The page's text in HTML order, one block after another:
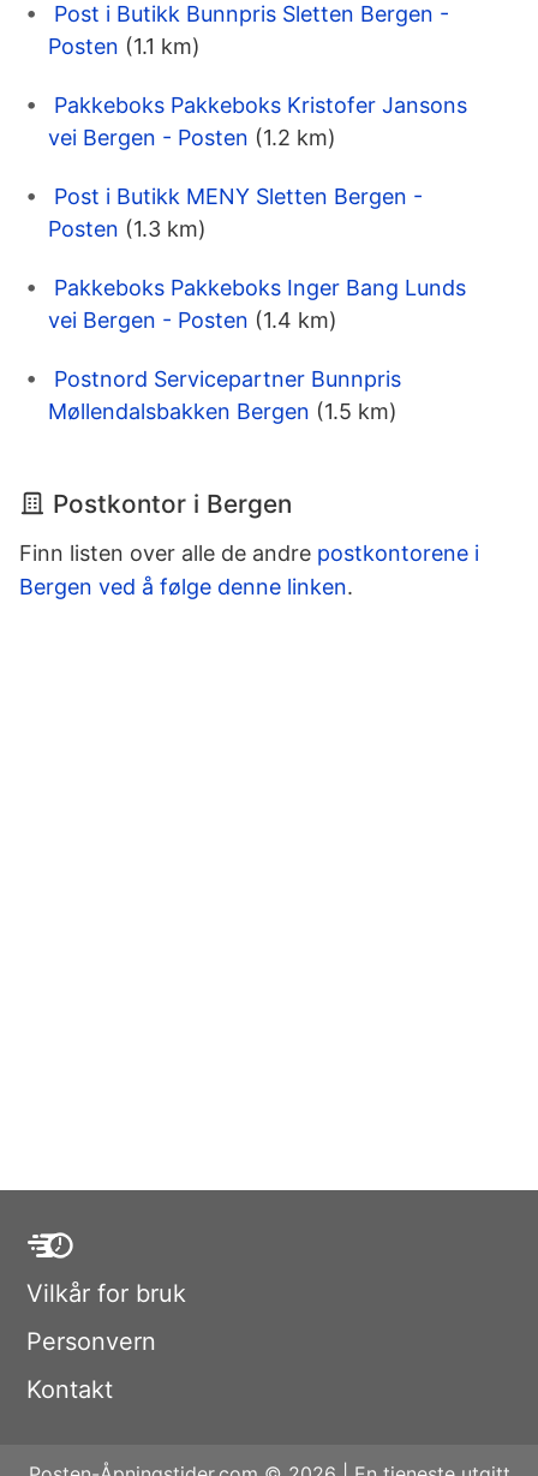
Post i Butikk Bunnpris Sletten Bergen -
Posten (1.1 km)
Pakkeboks Pakkeboks Kristofer Jansons
vei Bergen - Posten (1.2 km)
Post i Butikk MENY Sletten Bergen -
Posten (1.3 km)
Pakkeboks Pakkeboks Inger Bang Lunds
vei Bergen - Posten (1.4 km)
Postnord Servicepartner Bunnpris
Møllendalsbakken Bergen (1.5 km)
Postkontor i Bergen
Finn listen over alle de andre postkontorene i
Bergen ved å følge denne linken.
Vilkår for bruk
Personvern
Kontakt